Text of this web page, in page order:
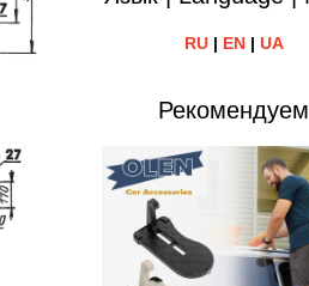
RU| EN| UA
Рекомендуем